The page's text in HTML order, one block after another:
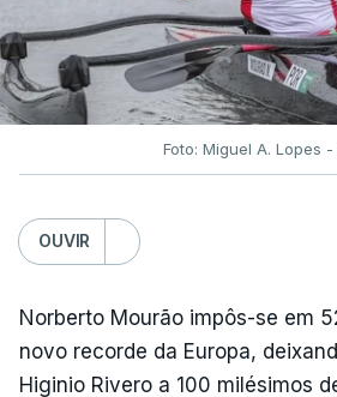
Foto: Miguel A. Lopes -
OUVIR
Norberto Mourão impôs-se em
novo recorde da Europa,
Higinio Rivero a 100 milésimos